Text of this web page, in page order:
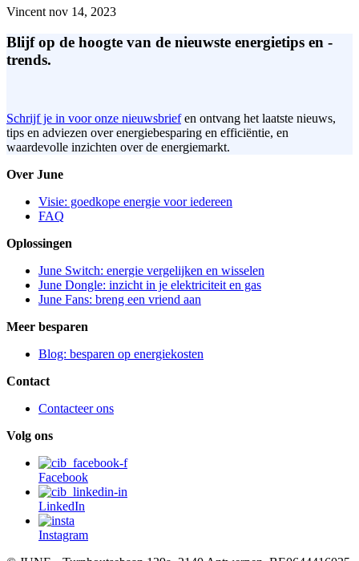
Vincent nov 14, 2023
Blijf op de hoogte van de nieuwste energietips en -
trends.
Schrijf je in voor onze nieuwsbriefen ontvang het laatste nieuws,
tips en adviezen over energiebesparing en efficiëntie, en
waardevolle inzichten over de energiemarkt.
Over June
Visie: goedkope energie voor iedereen
FAQ
Oplossingen
June Switch: energie vergelijken en wisselen
June Dongle: inzicht in je elektriciteit en gas
June Fans: breng een vriend aan
Meer besparen
Blog: besparen op energiekosten
Contact
Contacteer ons
Volg ons
Facebook
LinkedIn
Instagram